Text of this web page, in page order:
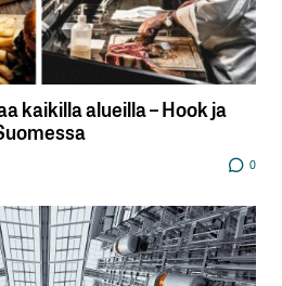
kaikilla alueilla – Hook ja
0